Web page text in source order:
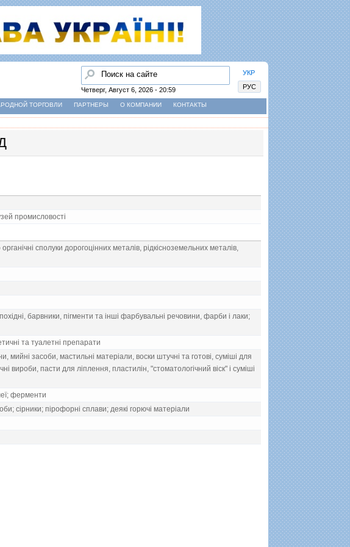
УКР
РУС
Найти
Четверг, Август 6, 2026 - 20:59
ТОРГОВЛИ ПАРТНЕРЫ О КОМПАНИИ КОНТАКТЫ
промисловостi
сполуки дорогоцiнних металiв, рiдкiсноземельних металiв,
барвники, пiгменти та iншi фарбувальнi речовини, фарби i лаки;
та туалетнi препарати
мийнi засоби, мастильнi матерiали, воски штучнi та готовi, сумiшi для
вироби, пасти для лiплення, пластилiн, "стоматологiчний вiск" i сумiшi
ферменти
сiрники; пiрофорнi сплави; деякi горючi матерiали